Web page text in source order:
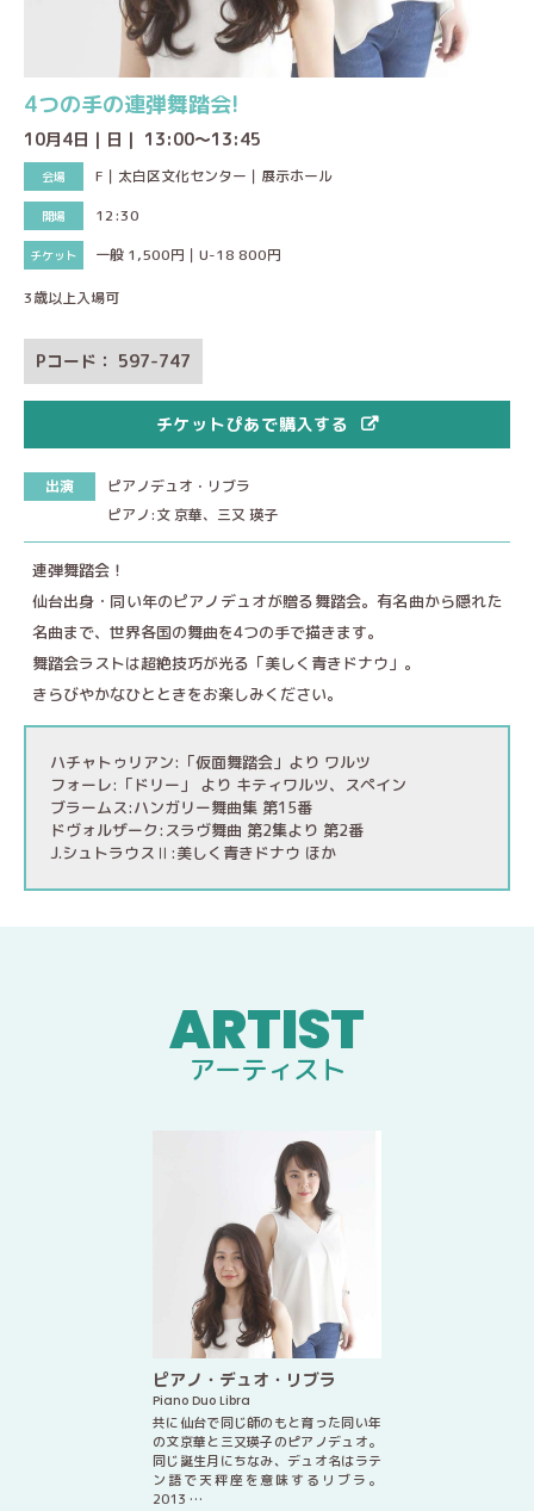
4つの手の連弾舞踏会!
10月4日｜日｜ 13:00～13:45
F｜太白区文化センター｜展示ホール
12:30
一般 1,500円｜U-18 800円
3歳以上入場可
Pコード： 597-747
チケットぴあで購入する
出演
ピアノデュオ・リブラ
ピアノ:文 京華、三又 瑛子
連弾舞踏会！
仙台出身・同い年のピアノデュオが贈る舞踏会。有名曲から隠れた
名曲まで、世界各国の舞曲を4つの手で描きます。
舞踏会ラストは超絶技巧が光る「美しく青きドナウ」。
きらびやかなひとときをお楽しみください。
ハチャトゥリアン:「仮面舞踏会」より ワルツ
フォーレ:「ドリー」 より キティワルツ、スペイン
ブラームス:ハンガリー舞曲集 第15番
ドヴォルザーク:スラヴ舞曲 第2集より 第2番
J.シュトラウスⅡ:美しく青きドナウ ほか
アーティスト
ピアノ・デュオ・リブラ
Piano Duo Libra
共に仙台で同じ師のもと育った同い年
の文京華と三又瑛子のピアノデュオ。
同じ誕生月にちなみ、デュオ名はラテ
ン語で天秤座を意味するリブラ。
2013 …